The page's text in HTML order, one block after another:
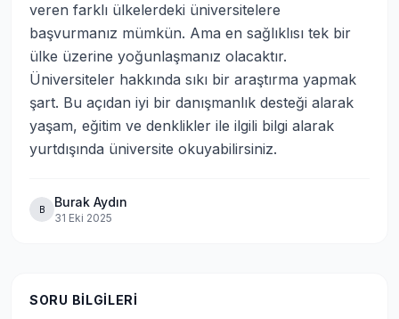
veren farklı ülkelerdeki üniversitelere
başvurmanız mümkün. Ama en sağlıklısı tek bir
ülke üzerine yoğunlaşmanız olacaktır.
Üniversiteler hakkında sıkı bir araştırma yapmak
şart. Bu açıdan iyi bir danışmanlık desteği alarak
yaşam, eğitim ve denklikler ile ilgili bilgi alarak
yurtdışında üniversite okuyabilirsiniz.
B Burak Aydın
31 Eki 2025
SORU BILGILERI